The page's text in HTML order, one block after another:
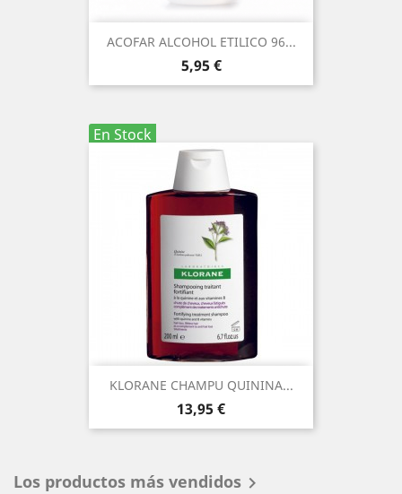
ACOFAR ALCOHOL ETILICO 96...
Precio
5,95 €
En Stock
KLORANE CHAMPU QUININA...
Precio
13,95 €
Los productos más vendidos 